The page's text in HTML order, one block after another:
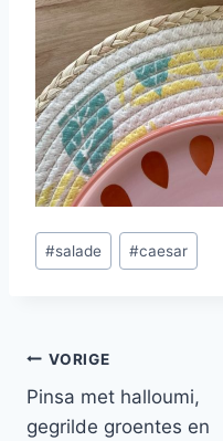
Bericht
tags:
#salade #caesar
Bericht
navigatie
VORIGE
Pinsa met halloumi,
gegrilde groentes en